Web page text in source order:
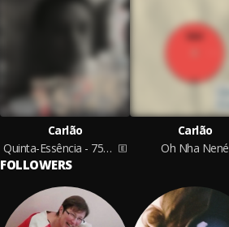
Carlão
Quinta-Essência - 75/25
Carlão
Oh Nha Nené
FOLLOWERS